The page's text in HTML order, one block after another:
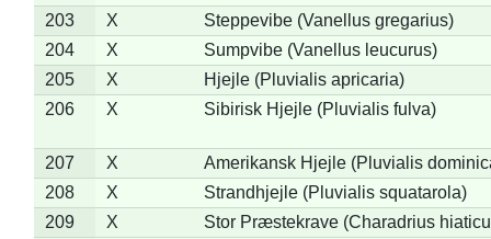
203
X
Steppevibe (Vanellus gregarius)
204
X
Sumpvibe (Vanellus leucurus)
205
X
Hjejle (Pluvialis apricaria)
206
X Sibirisk Hjejle (Pluvialis fulva)
207 X
Amerikansk Hjejle (Pluvialis
208
X
Strandhjejle (Pluvialis squatarola)
209
X
Stor Præstekrave (Charadrius